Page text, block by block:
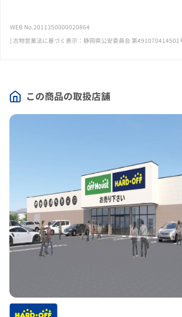
この商品の取扱店舗
WEB No.2011350000020864
[ 古物営業法に基づく表示：静岡県公安委員会 第491070414501